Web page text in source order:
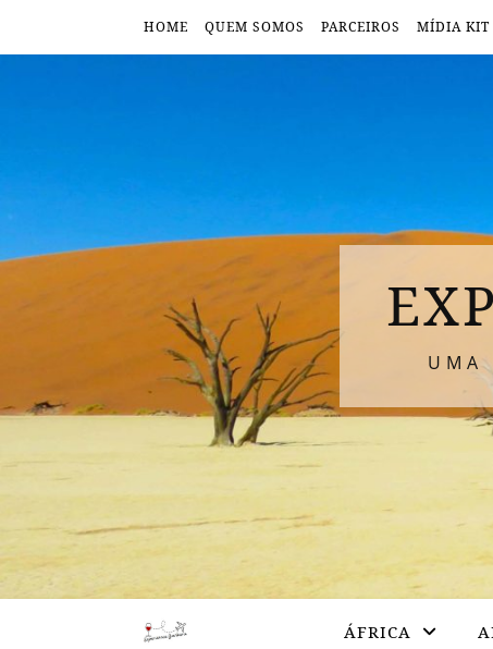
HOME QUEM SOMOS PARCEIROS MÍDIA KIT
UMA
ÁFRICA